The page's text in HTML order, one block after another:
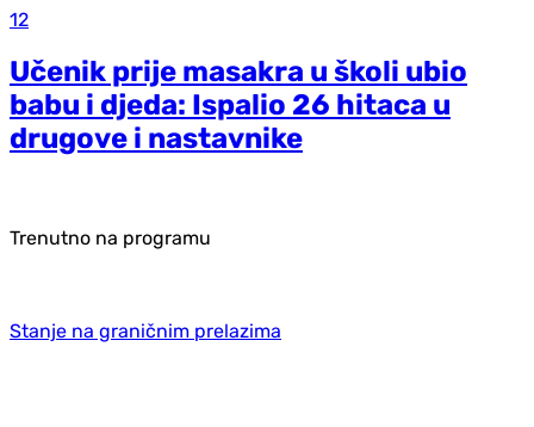
12
Učenik prije masakra u školi ubio
babu i djeda: Ispalio 26 hitaca u
drugove i nastavnike
Trenutno na programu
Stanje na graničnim prelazima